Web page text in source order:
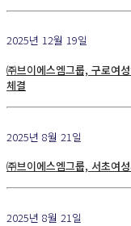
2025년 12월 19일
㈜브이에스엠그룹, 구로여
체결
2025년 8월 21일
㈜브이에스엠그룹, 서초여
2025년 8월 21일